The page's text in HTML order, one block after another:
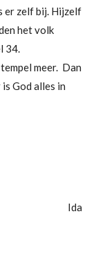
er zelf bij. Hijzelf
het volk
34.
meer. Dan
God alles in
Ida